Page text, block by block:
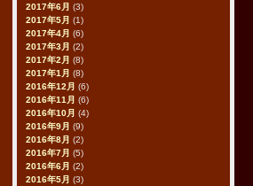
2017年6月 (3)
2017年5月 (1)
2017年4月 (6)
2017年3月 (2)
2017年2月 (8)
2017年1月 (8)
2016年12月 (6)
2016年11月 (6)
2016年10月 (4)
2016年9月 (9)
2016年8月 (2)
2016年7月 (5)
2016年6月 (2)
2016年5月 (3)